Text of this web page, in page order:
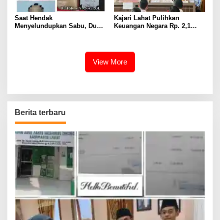
Saat Hendak
Menyelundupkan Sabu, Dua
Kajari Lahat Pulihkan
Keuangan Negara Rp. 2,1
View More
Berita terbaru